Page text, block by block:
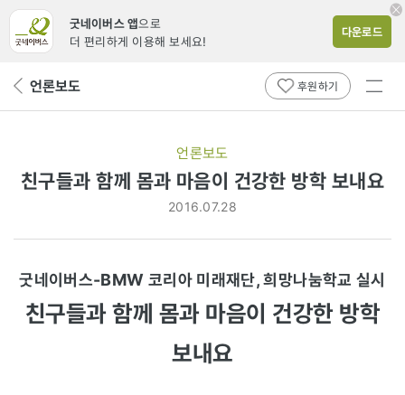
굿네이버스 앱으로
더 편리하게 이용해 보세요!
다운로드
뒤 언론보도 후원하기
전체
언론보도
친구들과 함께 몸과 마음이 건강한 방학 보내요
2016.07.28
굿네이버스-BMW 코리아 미래재단, 희망나눔학교 실시
친구들과 함께 몸과 마음이 건강한 방학
보내요